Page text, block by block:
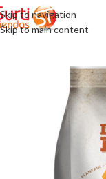
Skip to navigation
Skip to main content